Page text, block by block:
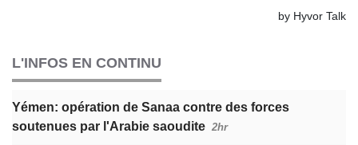
L'INFOS EN CONTINU
Yémen: opération de Sanaa contre des forces
soutenues par l'Arabie saoudite 2hr